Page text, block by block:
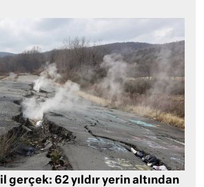
gerçek: 62 yıldır yerin altından